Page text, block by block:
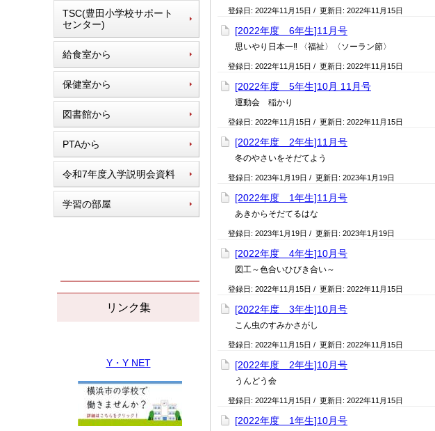
TSC(豊田小学校サポート
センター)
給食室から
保健室から
図書館から
PTAから
令和7年度入学説明会資料
学習の部屋
リンク集
Y・Y NET
登録日: 2022年11月15日 / 更新日: 2022年11月15日
[2022年度 6年生]11月号
思いやり日本一‼ 〈福祉〉〈ソーラン節〉
登録日: 2022年11月15日 / 更新日: 2022年11月15日
[2022年度 5年生]10月 11月号
運動会 稲かり
登録日: 2022年11月15日 / 更新日: 2022年11月15日
[2022年度 2年生]11月号
冬のやさいをそだてよう
登録日: 2023年1月19日 / 更新日: 2023年1月19日
[2022年度 1年生]11月号
あきからそだてるはな
登録日: 2023年1月19日 / 更新日: 2023年1月19日
[2022年度 4年生]10月号
図工～色合いひびき合い～
登録日: 2022年11月15日 / 更新日: 2022年11月15日
[2022年度 3年生]10月号
こん虫のすみかさがし
登録日: 2022年11月15日 / 更新日: 2022年11月15日
[2022年度 2年生]10月号
うんどう会
登録日: 2022年11月15日 / 更新日: 2022年11月15日
[2022年度 1年生]10月号